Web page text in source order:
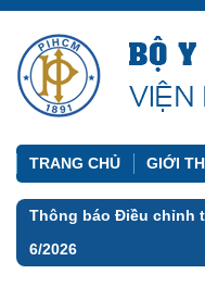
TRANG CHỦ GIỚI
Thông báo Điều chỉnh
6/2026